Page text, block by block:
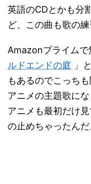
英語のCDとかも分
ど、この曲も歌の
Amazonプライムで
ルドエンドの庭 」
もあるのでこっちも
アニメの主題歌に
アニメも最初だけ
の止めちゃったんだ